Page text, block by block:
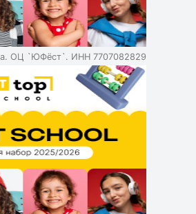
ОЦ `ЮФёст`. ИНН 7707082829